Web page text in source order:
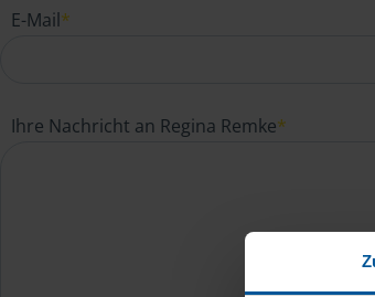
E-Mail*
Ihre Nachricht an Regina Remke*